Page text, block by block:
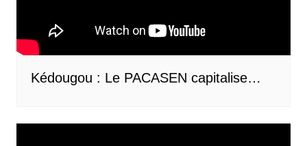
Kédougou : Le PACASEN capitalise…